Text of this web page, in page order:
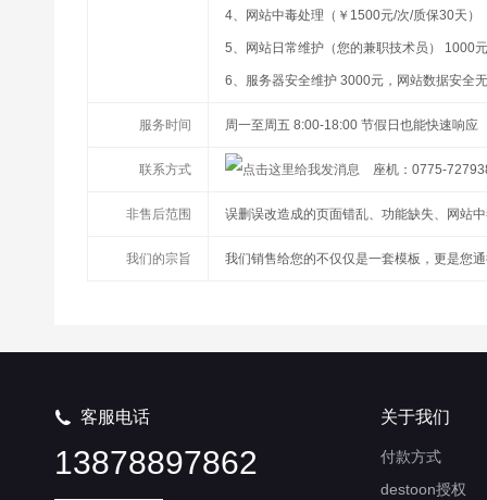
4、网站中毒处理（￥1500元/次/质保30天）
5、网站日常维护（您的兼职技术员） 1000
6、服务器安全维护 3000元，网站数据安全
服务时间 周一至周五 8:00-18:00 节假日也能快速响应
联系方式 座机：0775-
非售后范围 误删误改造成的页面错乱、功能缺失、网站
我们的宗旨 我们销售给您的不仅仅是一套模板，更是您
 客服电话
13878897862
关于我们
付款方式
destoon授权